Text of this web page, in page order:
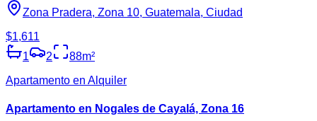
Zona Pradera, Zona 10, Guatemala, Ciudad
$1,611
1
2 88m²
Apartamento en Alquiler
Apartamento en Nogales de Cayalá, Zona 16